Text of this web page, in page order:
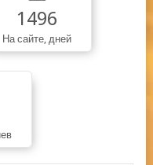
1496
На сайте, дней